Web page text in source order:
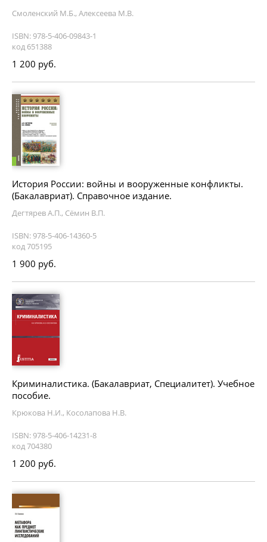
Смоленский М.Б., Алексеева М.В.
ISBN: 978-5-406-09843-1
код 651388
1 200 руб.
История России: войны и вооруженные конфликты.
(Бакалавриат). Справочное издание.
Дегтярев А.П., Сёмин В.П.
ISBN: 978-5-406-14360-5
код 705195
1 900 руб.
Криминалистика. (Бакалавриат, Специалитет). Учебное
пособие.
Крюкова Н.И., Косолапова Н.В.
ISBN: 978-5-406-14231-8
код 704380
1 200 руб.